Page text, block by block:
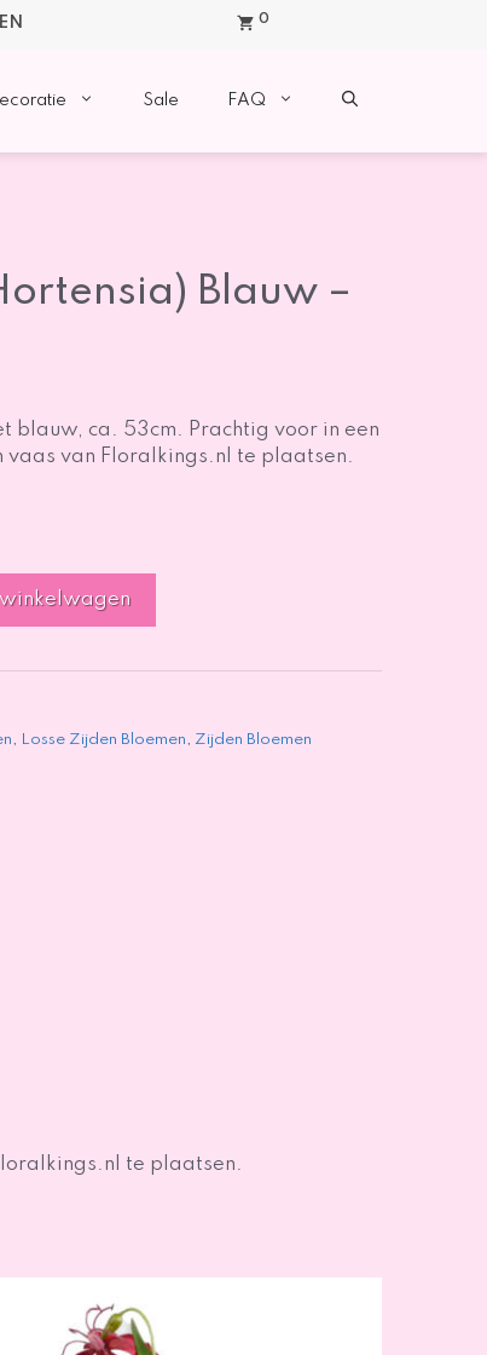
0
Sale FAQ
Blauw –
blauw, ca. 53cm. Prachtig voor in een
vaas van Floralkings.nl te plaatsen.
winkelwagen
, Losse Zijden Bloemen, Zijden Bloemen
te plaatsen.